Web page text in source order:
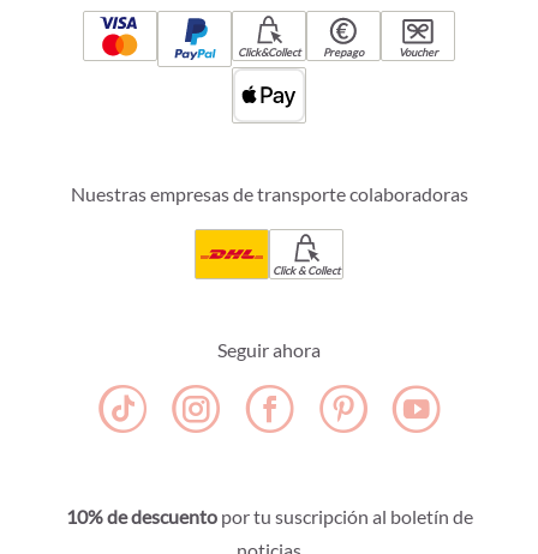
Click&Collect Prepago Voucher
Nuestras empresas de transporte colaboradoras
Click & Collect
Seguir ahora
10% de descuentopor tu suscripción al boletín de